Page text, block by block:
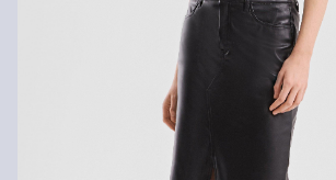
Rückerstattungsbetrag abgezogen.
Gastkunden können ihre Artikel innerhalb von
Erhalt der Ware an uns zurückschicken.
Kunden haben nach Erhalt der Ware 30 Tage
an uns zurückzusenden.